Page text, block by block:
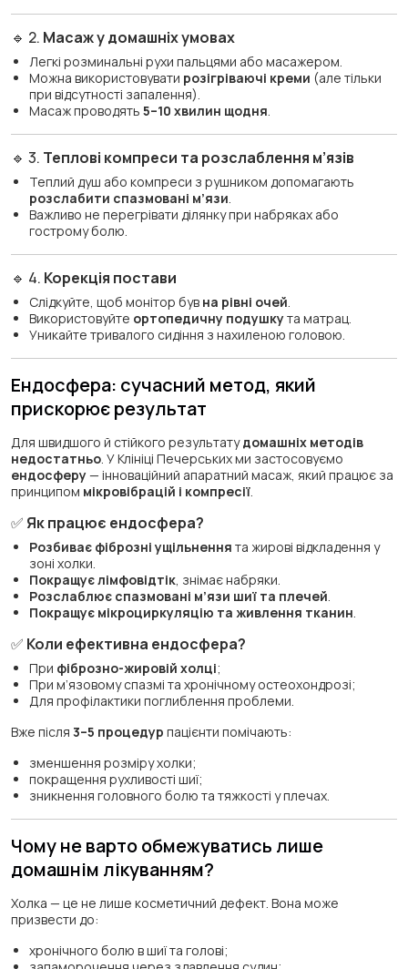
🔹 2. Масаж у домашніх умовах
Легкі розминальні рухи пальцями або масажером.
Можна використовувати розігріваючі креми (але тільки
при відсутності запалення).
Масаж проводять 5–10 хвилин щодня
🔹 3. Теплові компреси та розслаблення м’язів
Теплий душ або компреси з рушником допомагають
розслабити спазмовані м’язи
Важливо не перегрівати ділянку при набряках або
гострому болю.
🔹 4. Корекція постави
Слідкуйте, щоб монітор був на рівні очей
Використовуйте ортопедичну подушкута матрац.
Уникайте тривалого сидіння з нахиленою головою.
Ендосфера: сучасний метод, який
прискорює результат
Для швидшого й стійкого результатудомашніх методів
недостатньо . У Клініці Печерських ми застосовуємо
ендосферу— інноваційний апаратний масаж, який працює за
принципом мікровібрацій і компресії
✅ Як працює ендосфера?
Розбиває фіброзні ущільнення та жирові відкладення у
зоні холки.
Покращує лімфовідтік , знімає набряки.
Розслаблює спазмовані м’язи шиї та плечей
Покращує мікроциркуляцію та живлення тканин
✅ Коли ефективна ендосфера?
При фіброзно-жировій холці;
При м’язовому спазмі та хронічному остеохондрозі;
Для профілактики поглиблення проблеми.
Вже після 3–5 процедур пацієнти помічають:
зменшення розміру холки;
покращення рухливості шиї;
зникнення головного болю та тяжкості у плечах.
Чому не варто обмежуватись лише
домашнім лікуванням?
Холка — це не лише косметичний дефект. Вона може
призвести до:
хронічного болю в шиї та голові;